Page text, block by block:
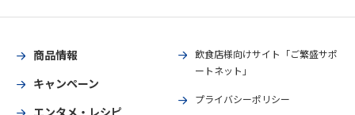
商品情報
キャンペーン
飲食店様向けサイト「ご繁盛サポ
ートネット」
プライバシーポリシー